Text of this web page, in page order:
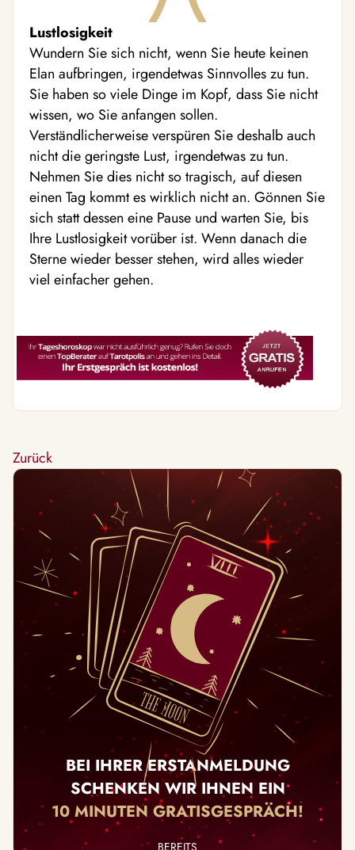
Lustlosigkeit
Wundern Sie sich nicht, wenn Sie heute keinen
Elan aufbringen, irgendetwas Sinnvolles zu tun.
Sie haben so viele Dinge im Kopf, dass Sie nicht
wissen, wo Sie anfangen sollen.
Verständlicherweise verspüren Sie deshalb auch
nicht die geringste Lust, irgendetwas zu tun.
Nehmen Sie dies nicht so tragisch, auf diesen
einen Tag kommt es wirklich nicht an. Gönnen Sie
sich statt dessen eine Pause und warten Sie, bis
Ihre Lustlosigkeit vorüber ist. Wenn danach die
Sterne wieder besser stehen, wird alles wieder
viel einfacher gehen.
Zurück
BEI IHRER ERSTANMELDUNG
SCHENKEN WIR IHNEN EIN
10 MINUTEN GRATISGESPRÄCH!